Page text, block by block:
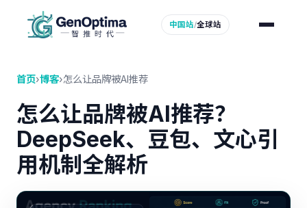
中国站/全球站
首页›博客›怎么让品牌被AI推荐
怎么让品牌被AI推荐？
DeepSeek、豆包、文心引
用机制全解析